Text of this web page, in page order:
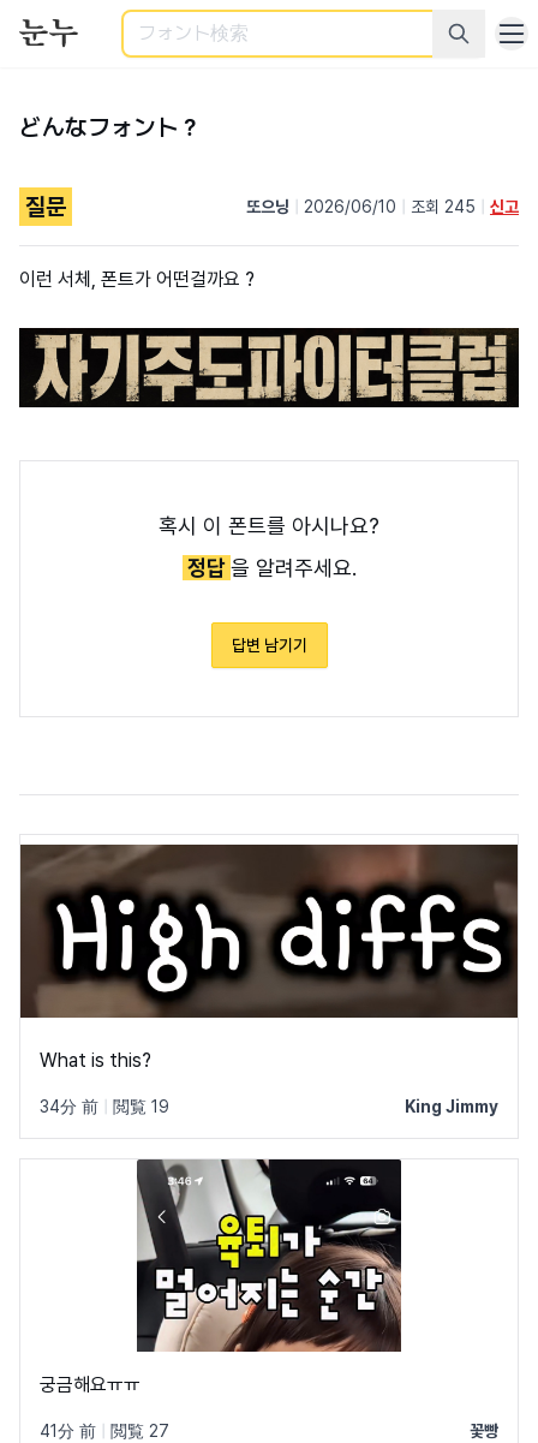
検索
どんなフォント？
질문 또으닝 2026/06/10 조회 245 신고
이런 서체, 폰트가 어떤걸까요 ?
혹시 이 폰트를 아시나요?
정답을 알려주세요.
답변 남기기
What is this?
34分 前 閲覧 19 King Jimmy
궁금해요ㅠㅠ
41分 前 閲覧 27 꽃빵